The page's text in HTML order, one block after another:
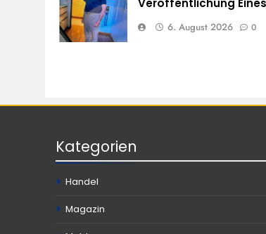
Veröffentlichung
6. August 2026 0
Kategorien
Handel
Magazin